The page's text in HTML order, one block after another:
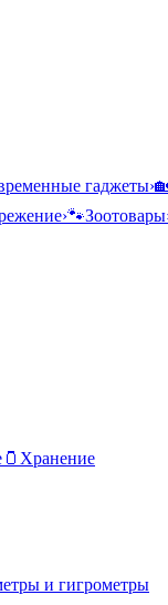
гаджеты›
›🐾Зоотовары
🫙 Хранение
и гигрометры